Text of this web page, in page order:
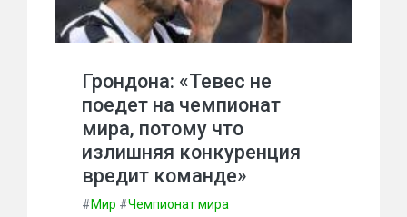
Грондона: «Тевес не
поедет на чемпионат
мира, потому что
излишняя конкуренция
вредит команде»
#Мир #Чемпионат мира